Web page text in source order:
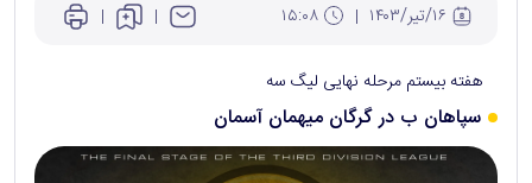
هفته بیستم مرحله نهایی لیگ سه
سپاهان ب در گرگان میهمان آسمان